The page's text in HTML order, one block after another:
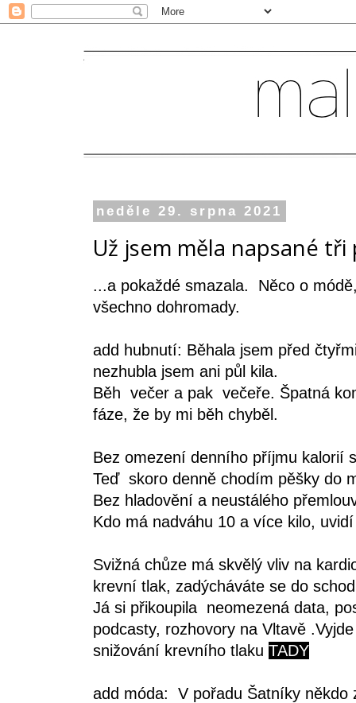
neděle 29. srpna 2021
Už jsem měla napsané tři
...a pokaždé smazala. Něco o
všechno dohromady.
add hubnutí: Běhala jsem před
nezhubla jsem ani půl kila.
Běh večer a pak večeře. Špatná
fáze, že by mi běh chyběl.
Bez omezení denního příjmu kalorií
Teď skoro denně chodím pěšky do
Bez hladovění a neustálého
Kdo má nadváhu 10 a více kilo,
Svižná chůze má skvělý vliv na
krevní tlak, zadýcháváte se do
Já si přikoupila neomezená data,
podcasty, rozhovory na Vltavě
snižování krevního tlaku TADY
add móda: V pořadu Šatníky někdo